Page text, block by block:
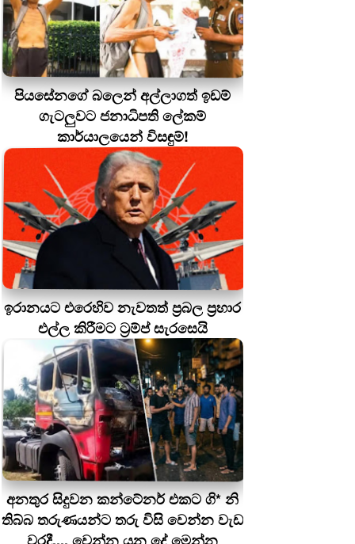
පියසේනගේ බලෙන් අල්ලාගත් ඉඩම්
ගැටලුවට ජනාධිපති ලේකම්
කාර්යාලයෙන් විසඳුම්!
ඉරානයට එරෙහිව නැවතත් ප්‍රබල ප්‍රහාර
එල්ල කිරීමට ට්‍රම්ප් සැරසෙයි
අනතුර සිදුවන කන්ටේනර් එකට ගි* නි
තිබ්බ තරුණයන්ට තරු විසි වෙන්න වැඩ